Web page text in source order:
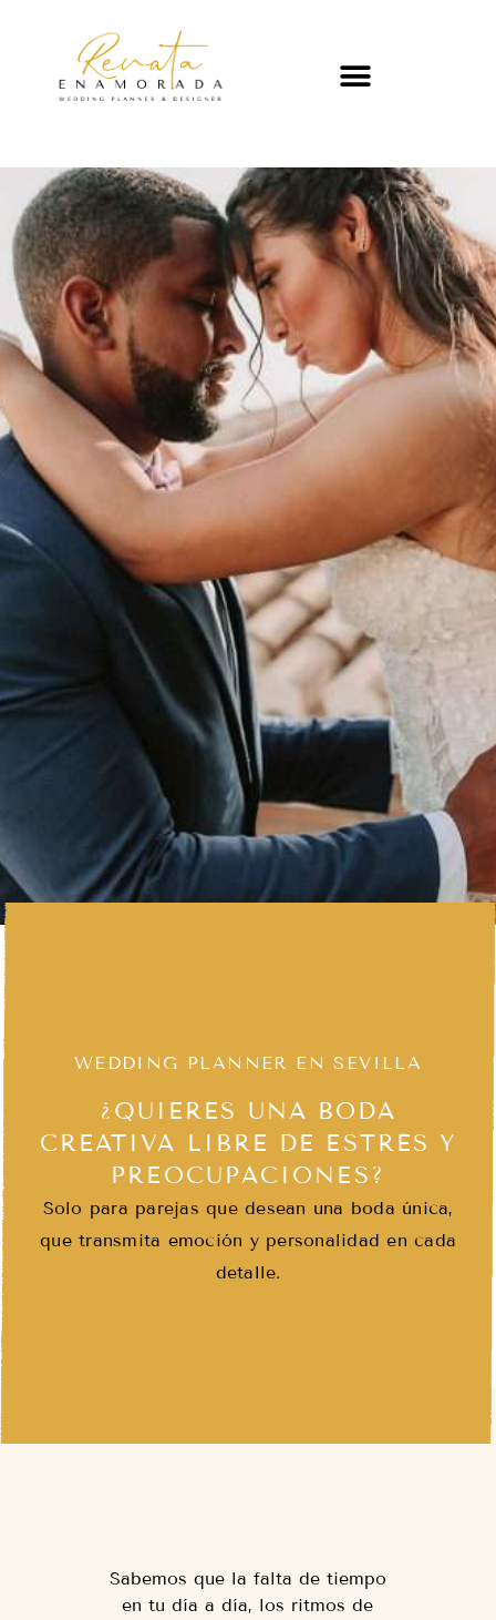
WEDDING PLANNER EN SEVILLA
¿QUIERES UNA BODA
CREATIVA LIBRE DE ESTRÉS Y
PREOCUPACIONES?
Solo para parejas que desean una boda única,
que transmita emoción y personalidad en cada
detalle.
Sabemos que la falta de tiempo
en tu día a día, los ritmos de